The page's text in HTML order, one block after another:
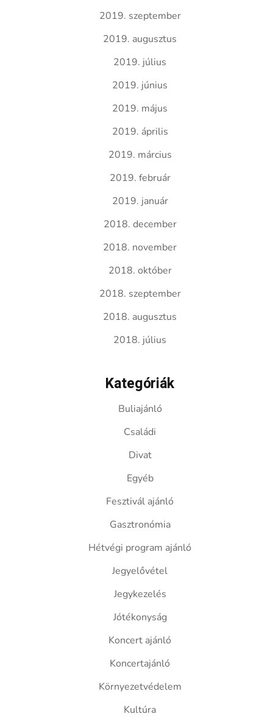
2019. szeptember
2019. augusztus
2019. július
2019. június
2019. május
2019. április
2019. március
2019. február
2019. január
2018. december
2018. november
2018. október
2018. szeptember
2018. augusztus
2018. július
Kategóriák
Buliajánló
Családi
Divat
Egyéb
Fesztivál ajánló
Gasztronómia
Hétvégi program ajánló
Jegyelővétel
Jegykezelés
Jótékonyság
Koncert ajánló
Koncertajánló
Környezetvédelem
Kultúra